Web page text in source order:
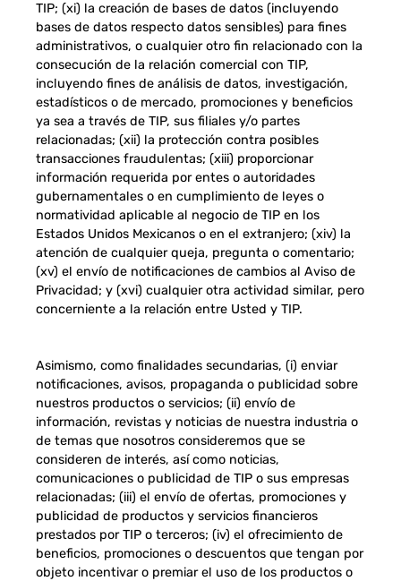
TIP; (xi) la creación de bases de datos (incluyendo
bases de datos respecto datos sensibles) para fines
administrativos, o cualquier otro fin relacionado con la
consecución de la relación comercial con TIP,
incluyendo fines de análisis de datos, investigación,
estadísticos o de mercado, promociones y beneficios
ya sea a través de TIP, sus filiales y/o partes
relacionadas; (xii) la protección contra posibles
transacciones fraudulentas; (xiii) proporcionar
información requerida por entes o autoridades
gubernamentales o en cumplimiento de leyes o
normatividad aplicable al negocio de TIP en los
Estados Unidos Mexicanos o en el extranjero; (xiv) la
atención de cualquier queja, pregunta o comentario;
(xv) el envío de notificaciones de cambios al Aviso de
Privacidad; y (xvi) cualquier otra actividad similar, pero
concerniente a la relación entre Usted y TIP.
Asimismo, como finalidades secundarias, (i) enviar
notificaciones, avisos, propaganda o publicidad sobre
nuestros productos o servicios; (ii) envío de
información, revistas y noticias de nuestra industria o
de temas que nosotros consideremos que se
consideren de interés, así como noticias,
comunicaciones o publicidad de TIP o sus empresas
relacionadas; (iii) el envío de ofertas, promociones y
publicidad de productos y servicios financieros
prestados por TIP o terceros; (iv) el ofrecimiento de
beneficios, promociones o descuentos que tengan por
objeto incentivar o premiar el uso de los productos o